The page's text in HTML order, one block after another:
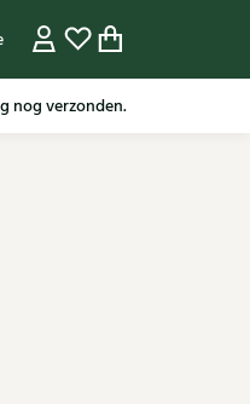
nog verzonden.
sale artikelen.